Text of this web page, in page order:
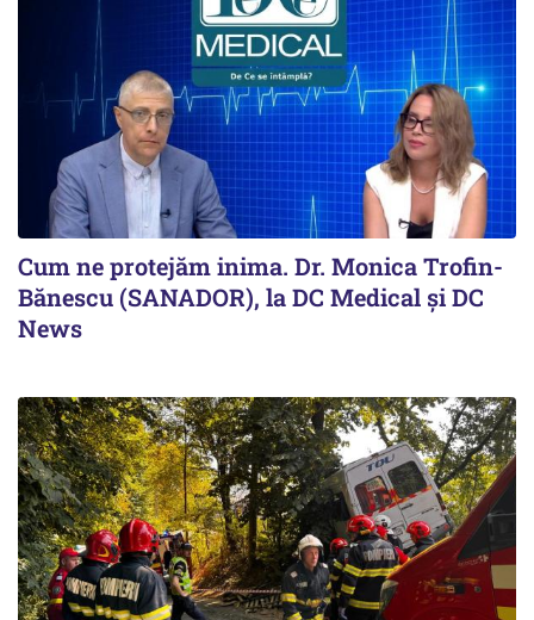
Cum ne protejăm inima. Dr. Monica Trofin-
Bănescu (SANADOR), la DC Medical și DC
News